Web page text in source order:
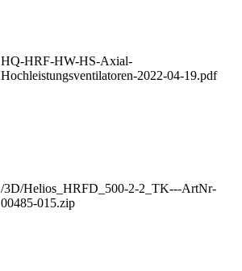
HQ-HRF-HW-HS-Axial-
Hochleistungsventilatoren-2022-04-19.pdf
/3D/Helios_HRFD_500-2-2_TK---ArtNr-
00485-015.zip